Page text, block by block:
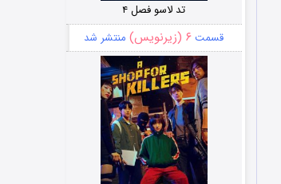
تد لاسو فصل ۴
قسمت ۶ (زیرنویس) منتشر شد